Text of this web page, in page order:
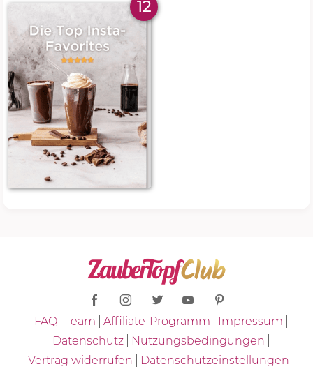
12
FAQ Team Affiliate-Programm
Impressum
Datenschutz
Nutzungsbedingungen
Vertrag widerrufen
Datenschutzeinstellungen